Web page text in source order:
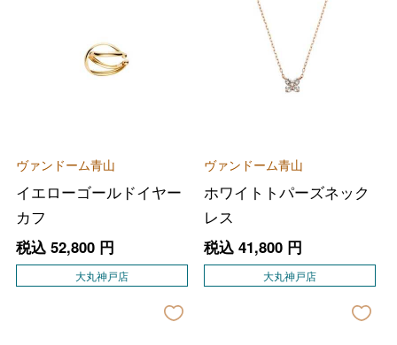
ヴァンドーム青山
イエローゴールドイヤー
カフ
税込 52,800円
大丸神戸店
ヴァンドーム青山
ホワイトトパーズネック
レス
税込 41,800円
大丸神戸店